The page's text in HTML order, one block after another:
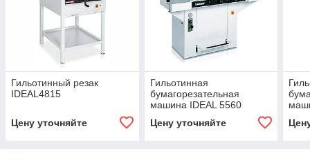
Гильотинный резак
IDEAL4815
Цену уточняйте
Гильотинная
бумагорезательная
машина IDEAL 5560
Цену уточняйте